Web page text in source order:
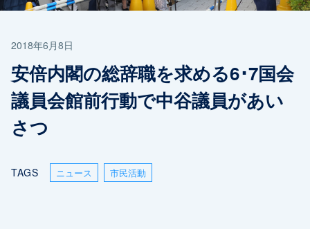
2018年6月8日
安倍内閣の総辞職を求める6･7国会
議員会館前行動で中谷議員があい
さつ
TAGS ニュース 市民活動